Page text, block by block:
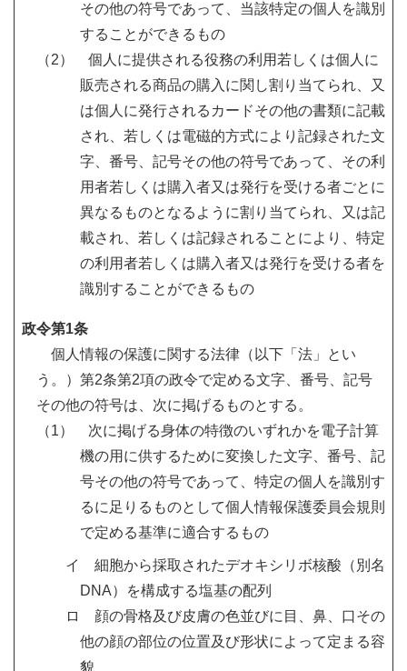
その他の符号であって、当該特定の個人を識別
することができるもの
（2） 個人に提供される役務の利用若しくは個人に
販売される商品の購入に関し割り当てられ、又
は個人に発行されるカードその他の書類に記載
され、若しくは電磁的方式により記録された文
字、番号、記号その他の符号であって、その利
用者若しくは購入者又は発行を受ける者ごとに
異なるものとなるように割り当てられ、又は記
載され、若しくは記録されることにより、特定
の利用者若しくは購入者又は発行を受ける者を
識別することができるもの
政令第1条
個人情報の保護に関する法律（以下「法」とい
う。）第2条第2項の政令で定める文字、番号、記号
その他の符号は、次に掲げるものとする。
（1） 次に掲げる身体の特徴のいずれかを電子計算
機の用に供するために変換した文字、番号、記
号その他の符号であって、特定の個人を識別す
るに足りるものとして個人情報保護委員会規則
で定める基準に適合するもの
イ 細胞から採取されたデオキシリボ核酸（別名
DNA）を構成する塩基の配列
ロ 顔の骨格及び皮膚の色並びに目、鼻、口その
他の顔の部位の位置及び形状によって定まる容
貌